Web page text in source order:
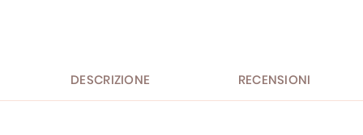
DESCRIZIONE RECENSIONI